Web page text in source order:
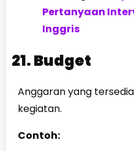
Pertanyaan
Inggris
21. Budget
Anggaran yang
kegiatan.
Contoh: